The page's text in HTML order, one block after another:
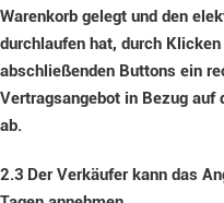
Warenkorb gelegt und den
durchlaufen hat, durch
abschließenden Buttons ein
Vertragsangebot in Bezug auf
ab.
2.3 Der Verkäufer kann das